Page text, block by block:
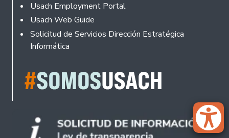
Usach Employment Portal
Usach Web Guide
Solicitud de Servicios Dirección Estratégica
Informática